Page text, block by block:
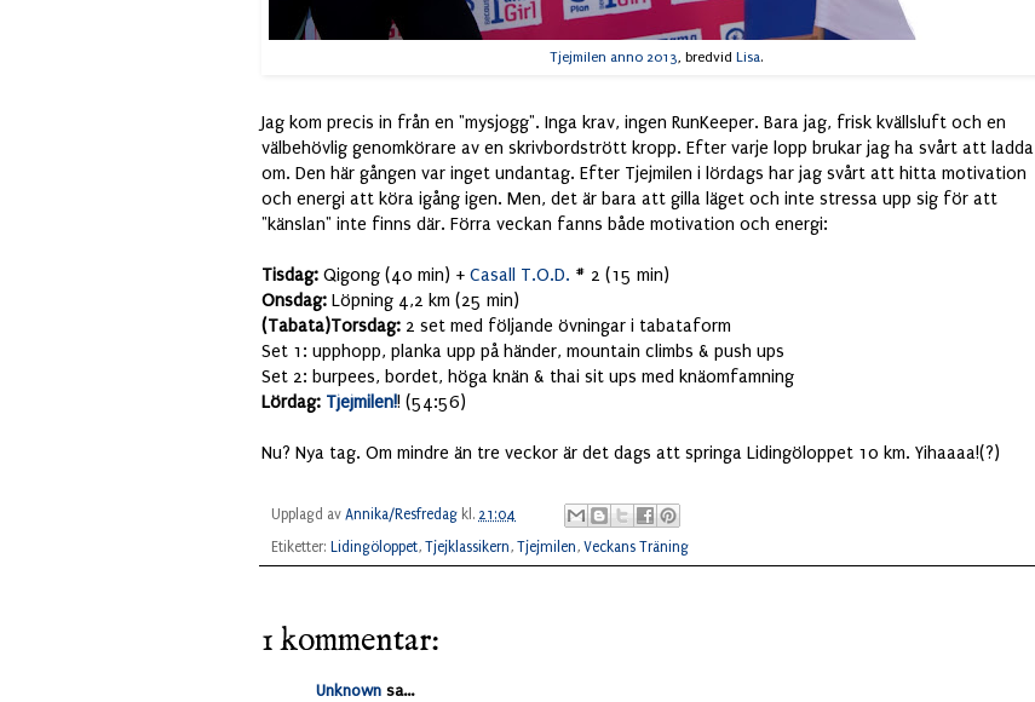
Tjejmilen anno 2013, bredvid Lisa.
Jag kom precis in från en "mysjogg". Inga krav, ingen RunKeeper. Bara jag, frisk kvällsluft och en
välbehövlig genomkörare av en skrivbordstrött kropp. Efter varje lopp brukar jag ha svårt att ladda
om. Den här gången var inget undantag. Efter Tjejmilen i lördags har jag svårt att hitta motivation
och energi att köra igång igen. Men, det är bara att gilla läget och inte stressa upp sig för att
"känslan" inte finns där. Förra veckan fanns både motivation och energi:
Tisdag: Qigong (40 min) + Casall T.O.D. # 2 (15 min)
Onsdag: Löpning 4,2 km (25 min)
(Tabata)Torsdag: 2 set med följande övningar i tabataform
Set 1: upphopp, planka upp på händer, mountain climbs & push ups
Set 2: burpees, bordet, höga knän & thai sit ups med knäomfamning
Lördag: Tjejmilen!! (54:56)
Nu? Nya tag. Om mindre än tre veckor är det dags att springa Lidingöloppet 10 km. Yihaaaa!(?)
Upplagd av Annika/Resfredag kl. 21:04
Etiketter: Lidingöloppet, Tjejklassikern, Tjejmilen, Veckans Träning
1 kommentar:
Unknown sa...